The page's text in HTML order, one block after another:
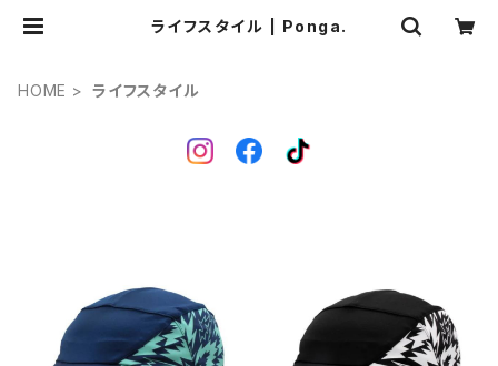
ライフスタイル | Ponga.
HOME ライフスタイル